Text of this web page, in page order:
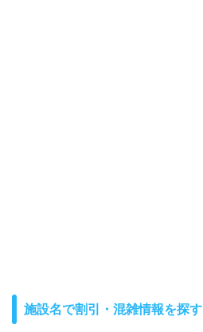
施設名で割引・混雑情報を探す